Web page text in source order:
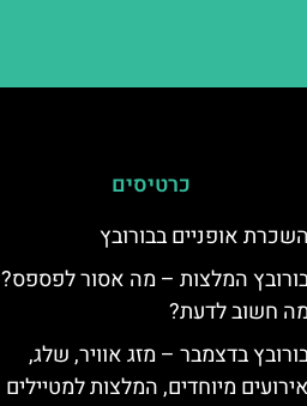
כרטיסים
השכרת אופניים בבורובץ
המלצות – מה אסור לפספס?
מה חשוב לדעת?
בדצמבר – מזג אוויר, שלג,
אירועים מיוחדים, המלצות למטיילים